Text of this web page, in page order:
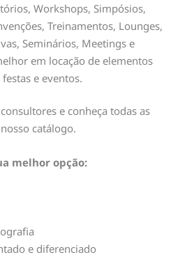
Workshops, Simpósios,
Treinamentos, Lounges,
Seminários, Meetings e
em locação de elementos
e eventos.
e conheça todas as
catálogo.
melhor opção:
e diferenciado